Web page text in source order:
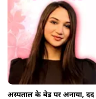
अस्पताल के बेड पर अनाया, दर्द